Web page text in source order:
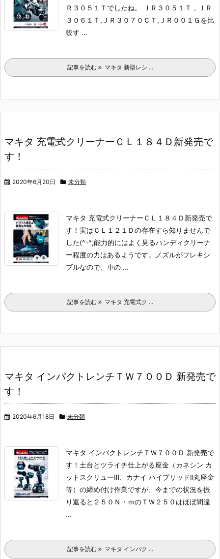
Ｒ３０５１Ｔでしたね。
ＪＲ３０５１Ｔ，ＪＲ
３０６１Ｔ,ＪＲ３０７０ＣＴ,ＪＲ００１Ｇを比
較す ...
記事を読む マキタ 新型レシ ...
マキタ 充電式クリーナーＣＬ１８４Ｄ新発売で
す！
2020年6月20日 未分類
マキタ 充電式クリーナーＣＬ１８４Ｄ新発売で
す！ 実はＣＬ１２１Ｄの存在すら知りませんで
した(^-^;能力的にはよく見るハンディクリーナ
ー程度の力はあるようです。
ノズルがフレキシ
ブルなので、車の ...
記事を読む マキタ 充電式ク ...
マキタ インパクトレンチＴＷ７００Ｄ 新発売で
す！
2020年6月18日 未分類
マキタ インパクトレンチＴＷ７００Ｄ 新発売で
す！ 土台とツライチ仕上がる座金（カネシン カ
ットスクリューⅢ、カナイ ハイブリッドⅡ丸座金
等）の締め付け作業ですが、今までの状況を振
り返ると２５０Ｎ・ｍのＴＷ２５０はほぼ間違
...
記事を読む マキタ インパク ...